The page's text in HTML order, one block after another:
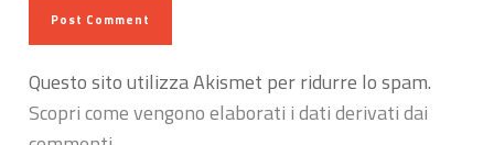
Questo sito utilizza Akismet per ridurre lo spam.
Scopri come vengono elaborati i dati derivati dai